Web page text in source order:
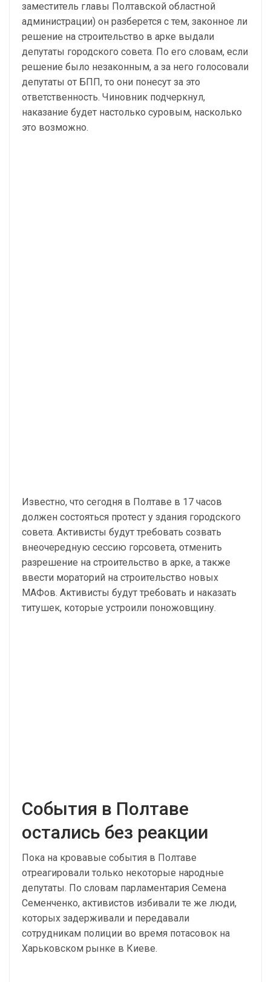
заместитель главы Полтавской областной
администрации) он разберется с тем, законное ли
решение на строительство в арке выдали
депутаты городского совета. По его словам, если
решение было незаконным, а за него голосовали
депутаты от БПП, то они понесут за это
ответственность. Чиновник подчеркнул,
наказание будет настолько суровым, насколько
это возможно.
Известно, что сегодня в Полтаве в 17 часов
должен состояться протест у здания городского
совета. Активисты будут требовать созвать
внеочередную сессию горсовета, отменить
разрешение на строительство в арке, а также
ввести мораторий на строительство новых
МАФов. Активисты будут требовать и наказать
титушек, которые устроили поножовщину.
События в Полтаве
остались без реакции
Пока на кровавые события в Полтаве
отреагировали только некоторые народные
депутаты. По словам парламентария Семена
Семенченко, активистов избивали те же люди,
которых задерживали и передавали
сотрудникам полиции во время потасовок на
Харьковском рынке в Киеве.